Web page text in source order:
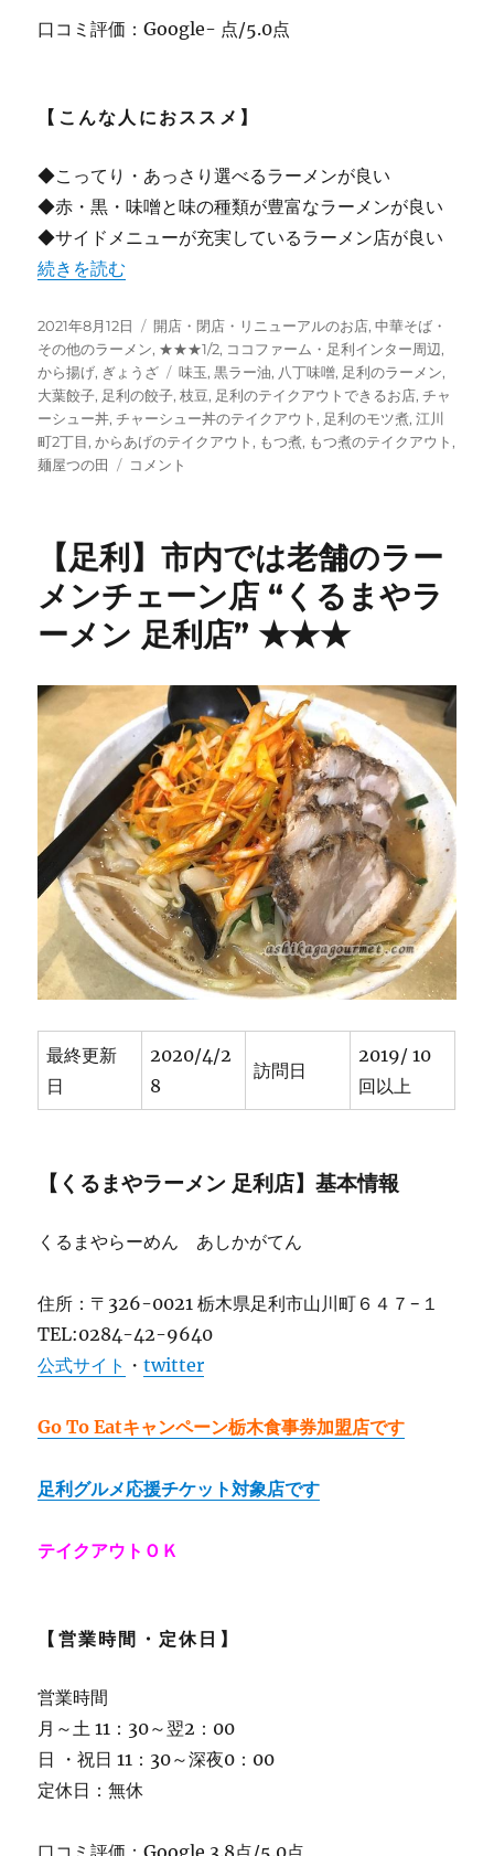
口コミ評価：Google- 点/5.0点
【こんな人におススメ】
◆こってり・あっさり選べるラーメンが良い
◆赤・黒・味噌と味の種類が豊富なラーメンが良い
◆サイドメニューが充実しているラーメン店が良い
“【足利】”麺屋 つの田” 赤・黒・さっぱり・こってり
続きを読む
投
稿
日:
2021年8月12日
カ
テ
ゴ
リ
ー
開店・閉店・リニューアルのお店,中華そば・
その他のラーメン, ★★★1/2, ココファーム・足利インター周辺,
から揚げ, ぎょうざ
タ
グ
味玉,黒ラー油, 八丁味噌, 足利のラーメン,
大葉餃子, 足利の餃子,枝豆, 足利のテイクアウトできるお店,チャ
ーシュー丼,チャーシュー丼のテイクアウト, 足利のモツ煮,江川
町2丁目,からあげのテイクアウト, もつ煮, もつ煮のテイクアウト,
麺屋つの田
【足
の
赤・
黒・
さ
り・
こ
っ
て
り
選
択
肢
豊
富
な
ラ
ー
店]
コメント
【足利】市内では老舗のラー
メンチェーン店 “くるまやラ
ーメン 足利店” ★★★
最終更新
日
2020/4/2
8
訪問日
2019/ 10
回以上
【くるまやラーメン 足利店】基本情報
くるまやらーめん あしかがてん
住所：〒326-0021 栃木県足利市山川町６４７−１
TEL:0284-42-9640
公式サイト ・twitter
Go To Eatキャンペーン栃木食事券加盟店です
足利グルメ応援チケット対象店です
テイクアウトＯＫ
【営業時間・定休日】
営業時間
月～土 11：30～翌2：00
日 ・祝日 11：30～深夜0：00
定休日：無休
口コミ評価：Google 3.8点/5.0点